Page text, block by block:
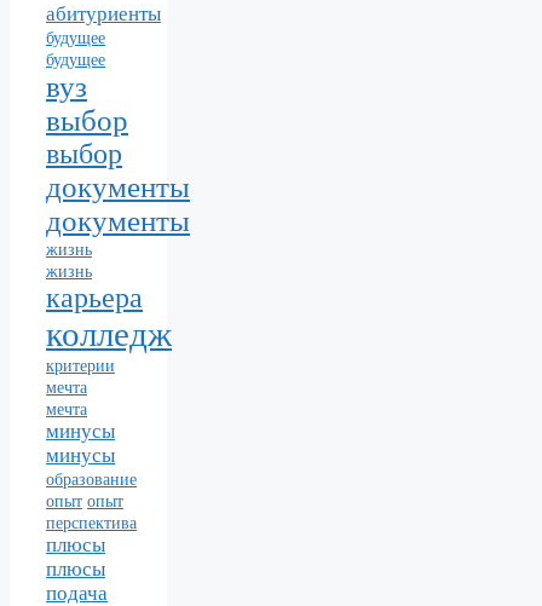
абитуриенты
будущее
будущее
вуз
выбор
выбор
документы
документы
жизнь
жизнь
карьера
колледж
критерии
мечта
мечта
минусы
минусы
образование
опыт опыт
перспектива
плюсы
плюсы
подача